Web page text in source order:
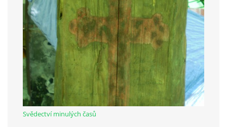
Kontaktní osoba:
Mgr. Miroslava Cinkeisová
723 967 851
Mirkaci@email.cz
© 2026 eStránky.cz RSS
Svědectví minulých časů